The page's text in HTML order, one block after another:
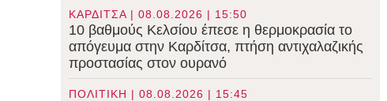
ΚΑΡΔΙΤΣΑ | 08.08.2026 | 15:50
10 βαθμούς Κελσίου έπεσε η θερμοκρασία το
απόγευμα στην Καρδίτσα, πτήση αντιχαλαζικής
προστασίας στον ουρανό
ΠΟΛΙΤΙΚΗ | 08.08.2026 | 15:45